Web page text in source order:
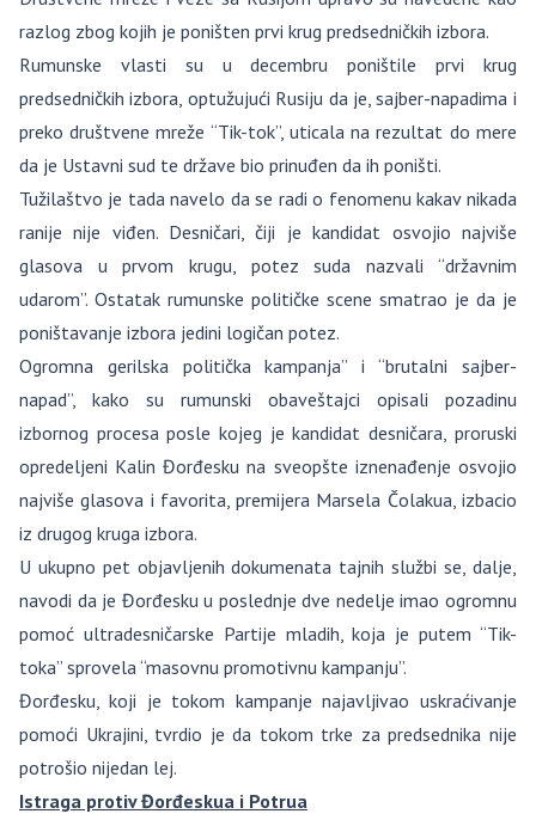
razlog zbog kojih je poništen prvi krug predsedničkih izbora.
Rumunske vlasti su u decembru poništile prvi krug
predsedničkih izbora, optužujući Rusiju da je, sajber-napadima i
preko društvene mreže “Tik-tok”, uticala na rezultat do mere
da je Ustavni sud te države bio prinuđen da ih poništi.
Tužilaštvo je tada navelo da se radi o fenomenu kakav nikada
ranije nije viđen. Desničari, čiji je kandidat osvojio najviše
glasova u prvom krugu, potez suda nazvali “državnim
udarom”. Ostatak rumunske političke scene smatrao je da je
poništavanje izbora jedini logičan potez.
Ogromna gerilska politička kampanja” i “brutalni sajber-
napad”, kako su rumunski obaveštajci opisali pozadinu
izbornog procesa posle kojeg je kandidat desničara, proruski
opredeljeni Kalin Đorđesku na sveopšte iznenađenje osvojio
najviše glasova i favorita, premijera Marsela Čolakua, izbacio
iz drugog kruga izbora.
U ukupno pet objavljenih dokumenata tajnih službi se, dalje,
navodi da je Đorđesku u poslednje dve nedelje imao ogromnu
pomoć ultradesničarske Partije mladih, koja je putem “Tik-
toka” sprovela “masovnu promotivnu kampanju”.
Đorđesku, koji je tokom kampanje najavljivao uskraćivanje
pomoći Ukrajini, tvrdio je da tokom trke za predsednika nije
potrošio nijedan lej.
Istraga protiv Đorđeskua i Potrua